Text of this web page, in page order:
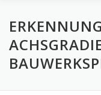
WILLKOMMEN